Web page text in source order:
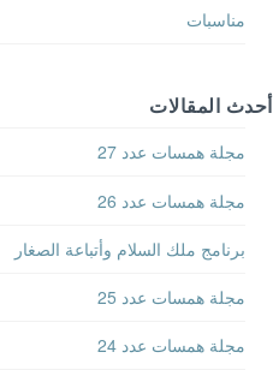
مناسبات
أحدث المقالات
مجلة همسات عدد 27
مجلة همسات عدد 26
برنامج ملك السلام وأتباعة الصغار
مجلة همسات عدد 25
مجلة همسات عدد 24